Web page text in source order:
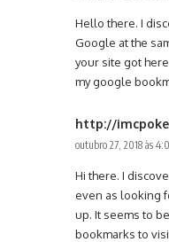
Hello there. I
Google at the
your site got
my google
http://
outubro 27, 2018 às
Hi there. I
even as looking
up. It seems to
bookmarks to